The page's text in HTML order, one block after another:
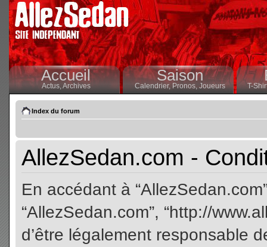
Accueil
Actus,Archives
Saison
Calendrier,Pronos, Joueurs T-
Index du forum
AllezSedan.com -
En accédant à
“AllezSedan.com”, “http://
d’être légalement responsable